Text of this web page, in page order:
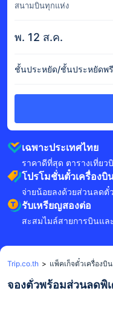
สนามบินทุกแห่ง
พ. 12 ส.ค.
ชั้นประหยัด/ชั้นประหยัดพรี
เฉพาะประเทศไทย
ราคาดีที่สุด ตารางเที่ย
โปรโมชั่นตั๋วเครื่องบิ
จ่ายน้อยลงด้วยส่วนลดตั๋
รับเหรียญสองต่อ
สะสมไมล์สายการบินแล
Trip.co.th > แพ็คเก็จตั๋วเครื่องบิ
จองตั๋วพร้อมส่วนลดพิ